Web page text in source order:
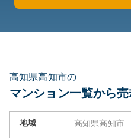
高知県高知市の
マンション一覧から
地域 高知県高知市